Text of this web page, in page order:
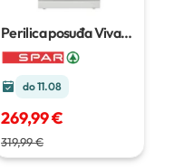
Perilica posuđa Vivax
DW-601473C X
do 11.08
269,99 €
319,99 €